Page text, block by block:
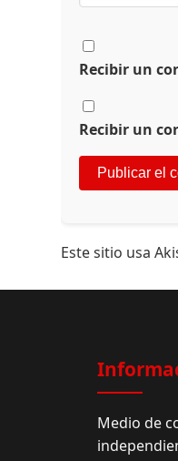
Recibir un
Recibir un
Este sitio usa
Medio de